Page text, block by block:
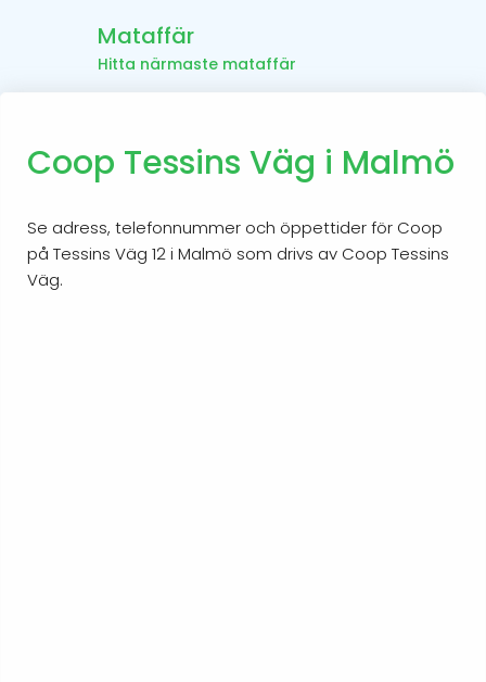
Mataffär
Hitta närmaste mataffär
Coop Tessins Väg i Malmö
Se adress, telefonnummer och öppettider för Coop
på Tessins Väg 12 i Malmö som drivs av Coop Tessins
Väg.